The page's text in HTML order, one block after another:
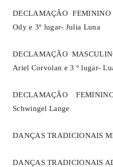
DECLAMAÇÃO
Ody e 3º lugar- Julia Luna
DECLAMAÇÃO
Ariel Corvolan e 3 º lugar-
DECLAMAÇÃO
Schwingel Lange
DANÇAS TRADICIONAIS
DANÇAS TRADICIONAIS